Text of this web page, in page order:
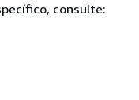
consulte: